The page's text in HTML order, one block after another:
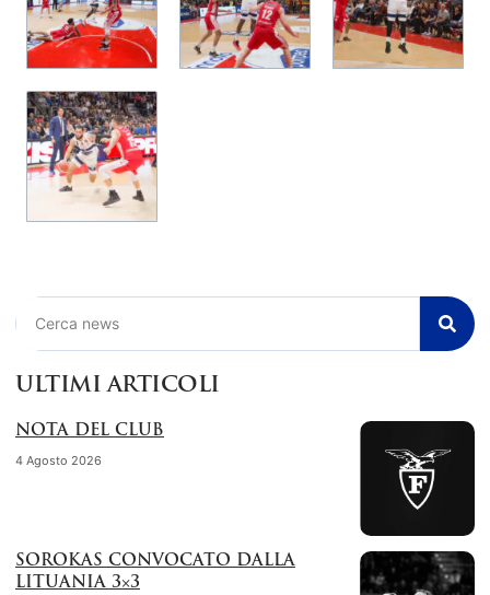
ULTIMI ARTICOLI
NOTA DEL CLUB
4 Agosto 2026
SOROKAS CONVOCATO DALLA
LITUANIA 3×3